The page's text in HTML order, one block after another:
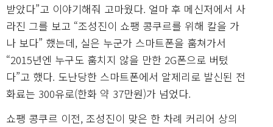
받았다”고 이야기해줘 고마웠다. 얼마 후 메신저에서 사
라진 그를 보고 “조성진이 쇼팽 콩쿠르를 위해 칼을 가
나 보다” 했는데, 실은 누군가 스마트폰을 훔쳐가서
“2015년엔 누구도 훔치지 않을 만한 2G폰으로 버텼
다”고 했다. 도난당한 스마트폰에서 알제리로 발신된 전
화료는 300유로(한화 약 37만원)가 넘었다.
쇼팽 콩쿠르 이전, 조성진이 맞은 한 차례 커리어 상의